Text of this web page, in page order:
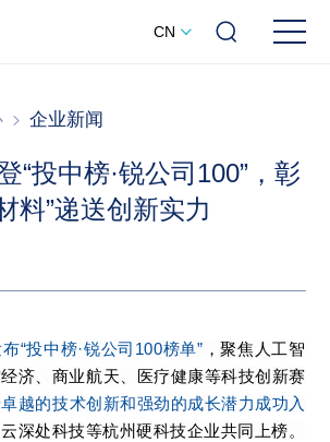
CN
企业新闻
“投中榜·锐公司100”，彰
料”递送创新实力
“投中榜·锐公司100榜单” ，聚焦人工智
济、商业航天、医疗健康等科技创新赛
越的技术创新和强劲的成长潜力成功入
深处科技等杭州硬科技企业共同上榜。